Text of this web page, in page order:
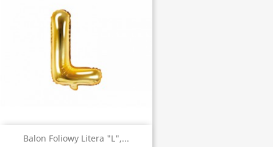
Balon Foliowy Litera "L",...